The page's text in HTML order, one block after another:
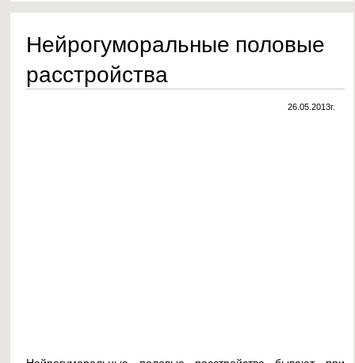
Нейрогуморальные половые
расстройства
26.05.2013г.